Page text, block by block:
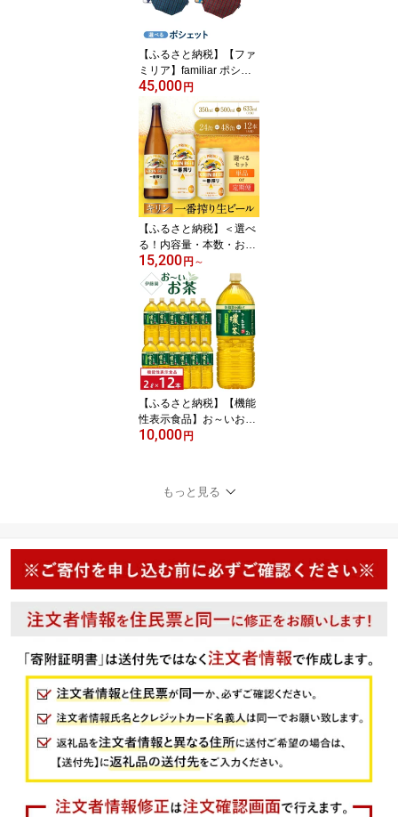
学 お祝い 入学祝 ふぁみ
産 出産祝い
【ふるさと納税】【ファ
ミリア】familiar ポシェ
ット＜カラー選択可＞●
45,000 円
【ふるさと納税】＜選べ
る！内容量・本数・お届
け回数＞キリン一番搾り
生ビール 神戸工場産 一
番搾り生ビール キリンビ
ール 神戸市 お酒 ビール |
麒麟 KIRIN 缶ビール 酒
お酒 さけ 詰合せ 24本 一
番絞り アルコール お取
り寄せ 人気 おすすめ ア
ウトドア BBQ
15,200 円 ～
【ふるさと納税】【機能
性表示食品】お～いお
茶 濃い茶 2L×2ケー
10,000 円
もっと見る